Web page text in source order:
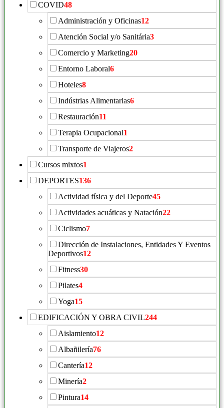
COVID48
Administración y Oficinas12
Atención Social y/o Sanitária3
Comercio y Marketing20
Entorno Laboral6
Hoteles8
Indústrias Alimentarias6
Restauración11
Terapia Ocupacional1
Transporte de Viajeros2
Cursos mixtos1
DEPORTES136
Actividad física y del Deporte45
Actividades acuáticas y Natación22
Ciclismo7
Dirección de Instalaciones, Entidades Y Eventos
Deportivos12
Fitness30
Pilates4
Yoga15
EDIFICACIÓN Y OBRA CIVIL244
Aislamiento12
Albañilería76
Cantería12
Minería2
Pintura14